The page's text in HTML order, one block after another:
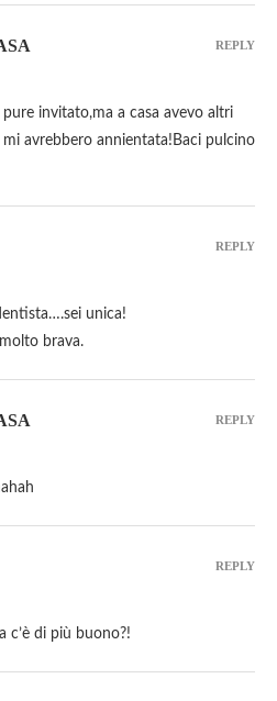
invitato,ma a casa avevo altri
avrebbero annientata!Baci pulcino
REPLY
unica!
brava.
REPLY
REPLY
c’è di più buono?!
REPLY